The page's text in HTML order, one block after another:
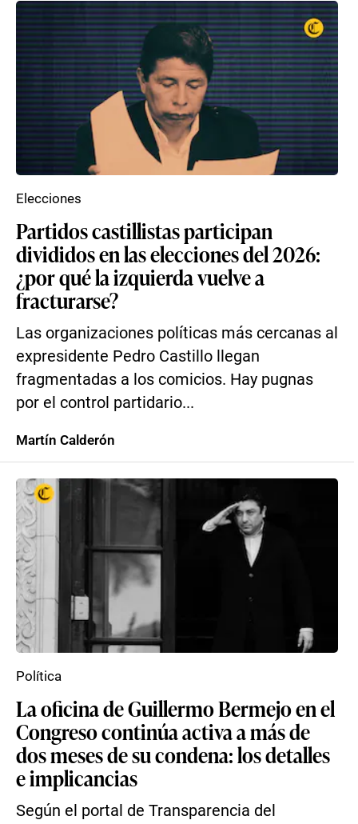
Partidos castillistas participan
divididos en las elecciones del 2026:
¿por qué la izquierda vuelve a
fracturarse?
Las organizaciones políticas más cercanas al
expresidente Pedro Castillo llegan
fragmentadas a los comicios. Hay pugnas
por el control partidario...
Elecciones
Martín Calderón
La oficina de Guillermo Bermejo en el
Congreso continúa activa a más de
dos meses de su condena: los detalles
e implicancias
Según el portal de Transparencia del
Política